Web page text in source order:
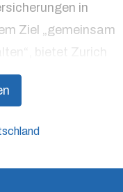
in
Ziel „gemeinsam
bietet Zurich
über traditionelle
um Kunden